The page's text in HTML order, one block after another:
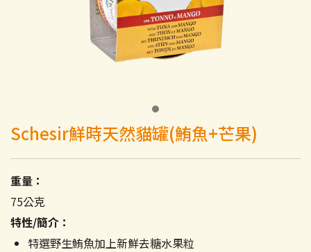
Schesir鮮時天然貓罐(鮪魚+芒果)
重量：
75公克
特性/簡介：
特選野生鮪魚加上新鮮去糖水果粒